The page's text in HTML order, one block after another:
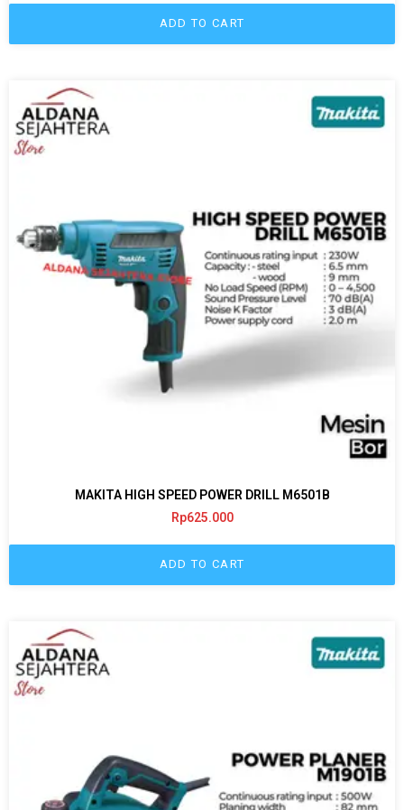
ADD TO CART
MAKITA HIGH SPEED POWER DRILL M6501B
Rp625.000
ADD TO CART